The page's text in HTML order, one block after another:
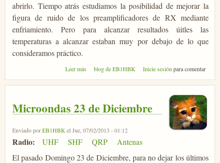
abrirlo. Tiempo atrás estudiamos la posibilidad de mejorar la
figura de ruido de los preamplificadores de RX mediante
enfriamiento. Pero para alcanzar resultados úitles las
temperaturas a alcanzar estaban muy por debajo de lo que
consideramos práctico.
Leer más sobre Tomando impulso...
blog de EB1HBK Inicie sesión para comentar
Microondas 23 de Diciembre
Enviado porEB1HBK el Jue, 07/02/2013 - 01:12
Radio: UHF SHF QRP
Antenas
El pasado Domingo 23 de Diciembre, para no dejar los últimos